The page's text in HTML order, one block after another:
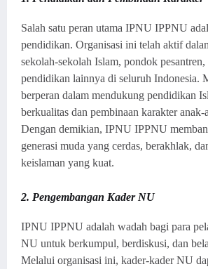
Salah satu peran utama IPNU IPPNU
pendidikan. Organisasi ini telah aktif
sekolah-sekolah Islam, pondok pesantren,
pendidikan lainnya di seluruh Indonesia.
berperan dalam mendukung pendidikan
berkualitas dan pembinaan karakter anak-
Dengan demikian, IPNU IPPNU
generasi muda yang cerdas, berakhlak,
keislaman yang kuat.
2. Pengembangan Kader NU
IPNU IPPNU adalah wadah bagi para
NU untuk berkumpul, berdiskusi, dan
Melalui organisasi ini, kader-kader NU